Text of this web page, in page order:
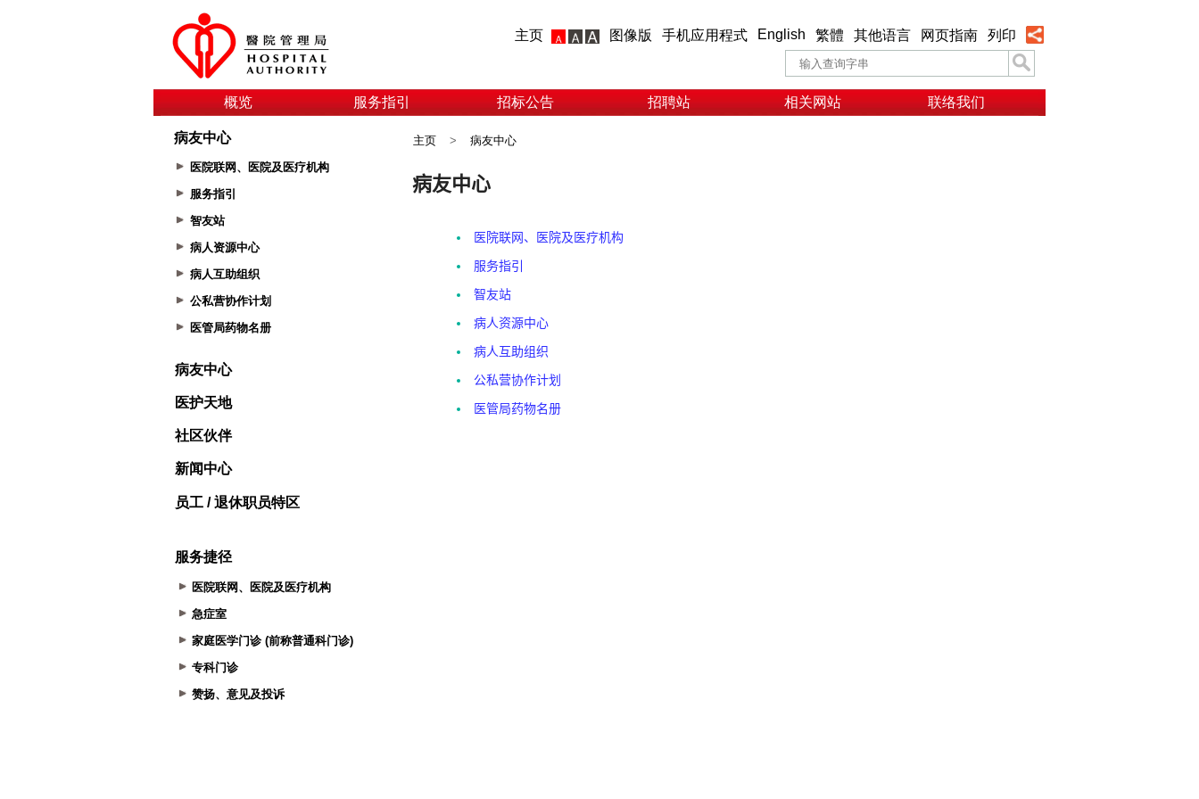
主页 图像版 手机应用程式 English 繁體 其他语言 网页指南 列印
概览 服务指引 招标公告 招聘站 相关网站 联络我们
病友中心
医院联网、医院及医疗机构
服务指引
智友站
病人资源中心
病人互助组织
公私营协作计划
医管局药物名册
病友中心
医护天地
社区伙伴
新闻中心
员工 / 退休职员特区
服务捷径
医院联网、医院及医疗机构
急症室
家庭医学门诊 (前称普通科门诊)
专科门诊
赞扬、意见及投诉
主页 > 病友中心